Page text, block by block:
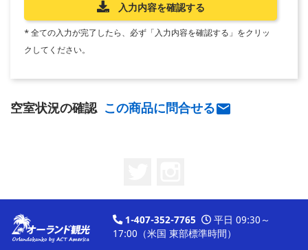
入力内容を確認する
* 全ての入力が完了したら、必ず「入力内容を確認する」をクリッ
クしてください。
空室状況の確認 この商品に問合せる
1-407-352-7765
平日 09:30～
17:00（米国 東部標準時間）